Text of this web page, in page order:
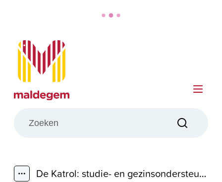
Maldegem
Zoeken
Toon alle broodkruimel items
De Katrol: studie- en gezinsondersteuning